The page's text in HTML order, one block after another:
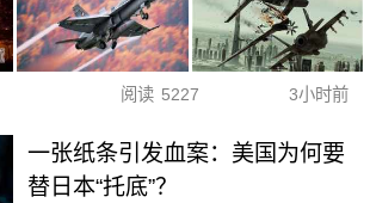
阅读 5227 3小时前
一张纸条引发血案：美国为何要
替日本“托底”？